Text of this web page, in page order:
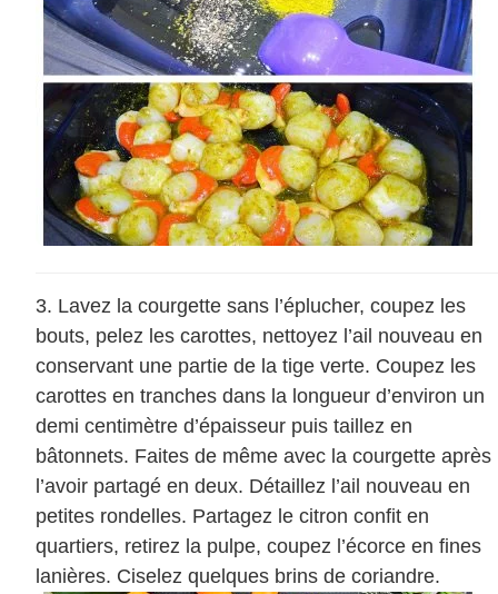
Lavez la courgette sans l’éplucher, coupez les
bouts, pelez les carottes, nettoyez l’ail nouveau en
conservant une partie de la tige verte. Coupez les
carottes en tranches dans la longueur d’environ un
demi centimètre d’épaisseur puis taillez en
bâtonnets. Faites de même avec la courgette après
l’avoir partagé en deux. Détaillez l’ail nouveau en
petites rondelles. Partagez le citron confit en
quartiers, retirez la pulpe, coupez l’écorce en fines
lanières. Ciselez quelques brins de coriandre.